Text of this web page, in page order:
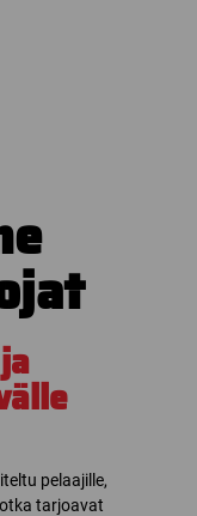
pelaajille,
tarjoavat